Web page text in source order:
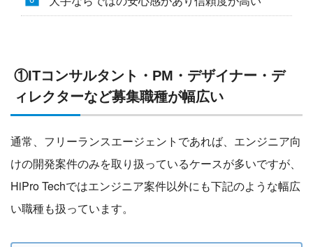
①ITコンサルタント・PM・デザイナー・デ
ィレクターなど募集職種が幅広い
通常、フリーランスエージェントであれば、エンジニア向
けの開発案件のみを取り扱っているケースが多いですが、
HiPro Techではエンジニア案件以外にも下記のような幅広
い職種も扱っています。